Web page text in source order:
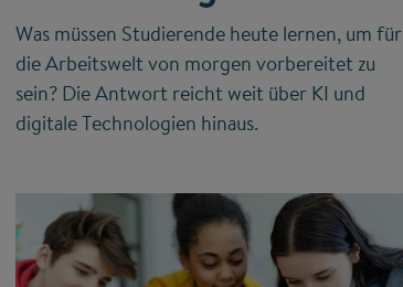
Was müssen Studierende heute lernen, um für
die Arbeitswelt von morgen vorbereitet zu
sein? Die Antwort reicht weit über KI und
digitale Technologien hinaus.